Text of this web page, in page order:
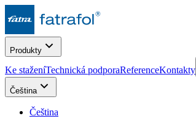
Produkty
Ke staženíTechnická podporaReferenceKontakty
Čeština
Čeština